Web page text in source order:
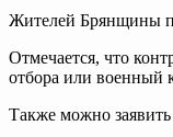
Жителей Брянщины
Отмечается, что
отбора или военный
Также можно